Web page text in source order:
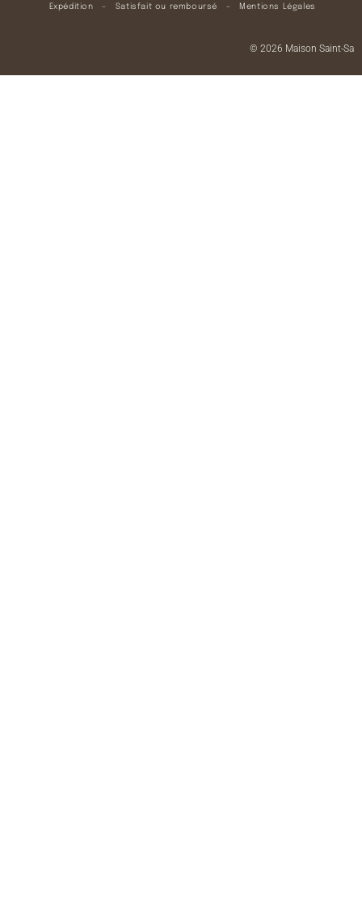
Expédition – Satisfait ou remboursé – Mentions Légales
© 2026 Maison Saint-Sa